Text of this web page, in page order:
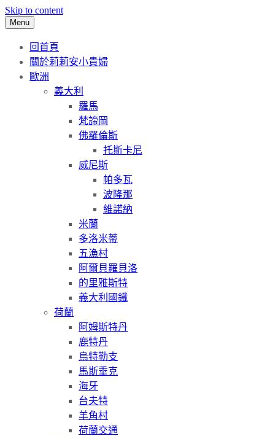
Skip to content
Menu
回首頁
關於莉莉安小貴婦
歐洲
義大利
羅馬
梵諦岡
佛羅倫斯
托斯卡尼
威尼斯
帕多瓦
波隆那
維諾納
米蘭
多洛米蒂
五漁村
阿爾貝羅貝洛
的里雅斯特
義大利國鐵
荷蘭
阿姆斯特丹
鹿特丹
烏特勒支
馬斯垂克
海牙
台夫特
羊角村
荷蘭交通